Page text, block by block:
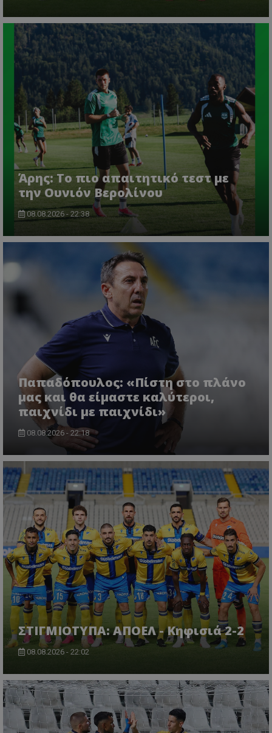
Άρης: Το πιο απαιτητικό τεστ με
την Ουνιόν Βερολίνου
08.08.2026 - 22:38
Παπαδόπουλος: «Πίστη στο πλάνο
μας και θα είμαστε καλύτεροι,
παιχνίδι με παιχνίδι»
08.08.2026 - 22:18
ΣΤΙΓΜΙΟΤΥΠΑ: ΑΠΟΕΛ - Κηφισιά 2-2
08.08.2026 - 22:02